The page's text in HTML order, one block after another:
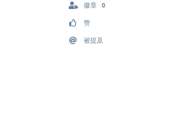
徽章 0
赞
被提及